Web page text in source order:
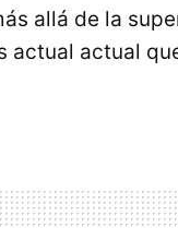
allá de la
actual actual